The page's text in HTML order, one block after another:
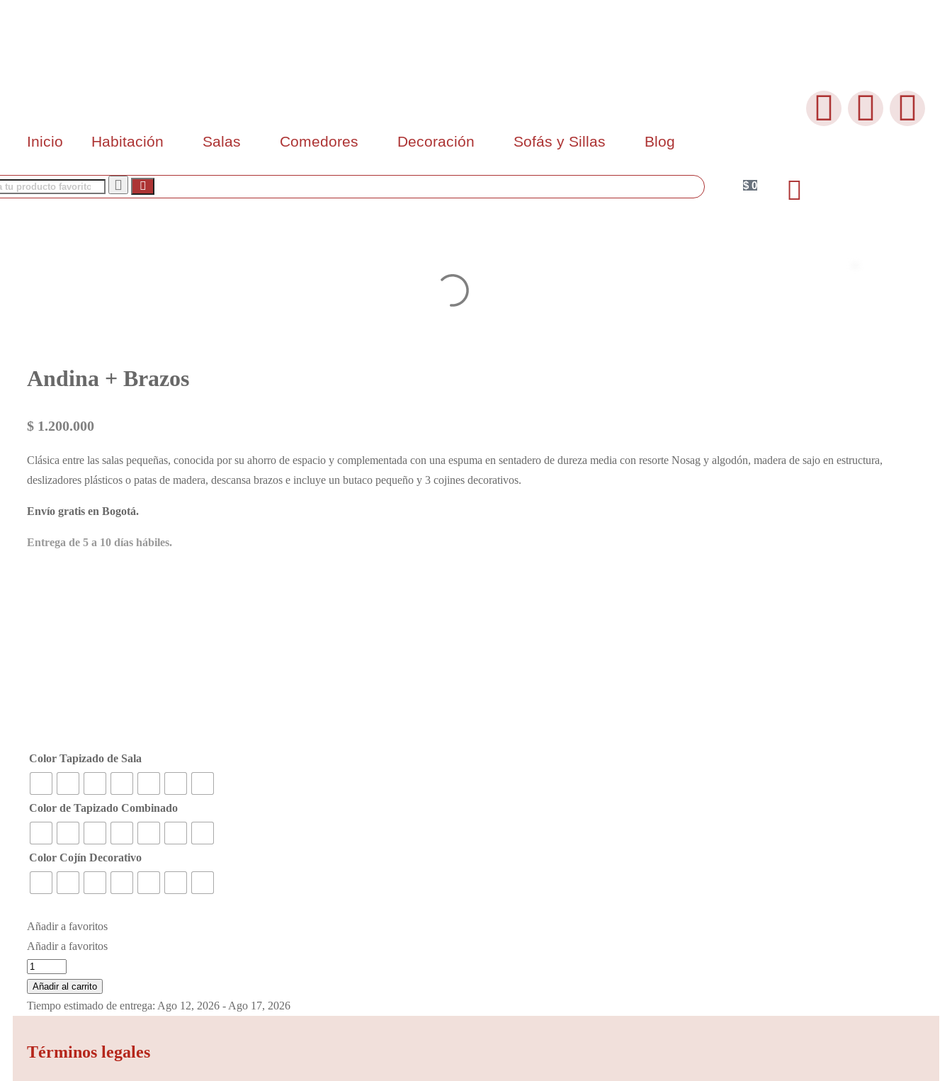
Inicio Habitación Salas Comedores Decoración Sofás y Sillas Blog
$0
Andina + Brazos
$ 1.200.000
Clásica entre las salas pequeñas, conocida por su ahorro de espacio y complementada con una espuma en sentadero de dureza media con resorte Nosag y algodón, madera de sajo en estructura,
deslizadores plásticos o patas de madera, descansa brazos e incluye un butaco pequeño y 3 cojines decorativos.
Envío gratis en Bogotá.
Entrega de 5 a 10 días hábiles.
Color Tapizado de Sala
Color de Tapizado Combinado
Color Cojín Decorativo
Añadir a favoritos
Añadir a favoritos
Añadir al carrito
Tiempo estimado de entrega: Ago 12, 2026 - Ago 17, 2026
Términos legales